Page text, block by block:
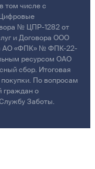
том числе с
№ ЦПР-1282 от
и Договора ООО
АО «ФПК» № ФПК-22-
ресурсом ОАО
сбор. Итоговая
По вопросам
граждан о
Заботы.